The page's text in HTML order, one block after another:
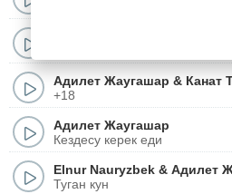
Адилет Жаугашар & Канат
+18
Адилет Жаугашар
Кездесу керек еди
Elnur Nauryzbek & Адилет
Туган кун